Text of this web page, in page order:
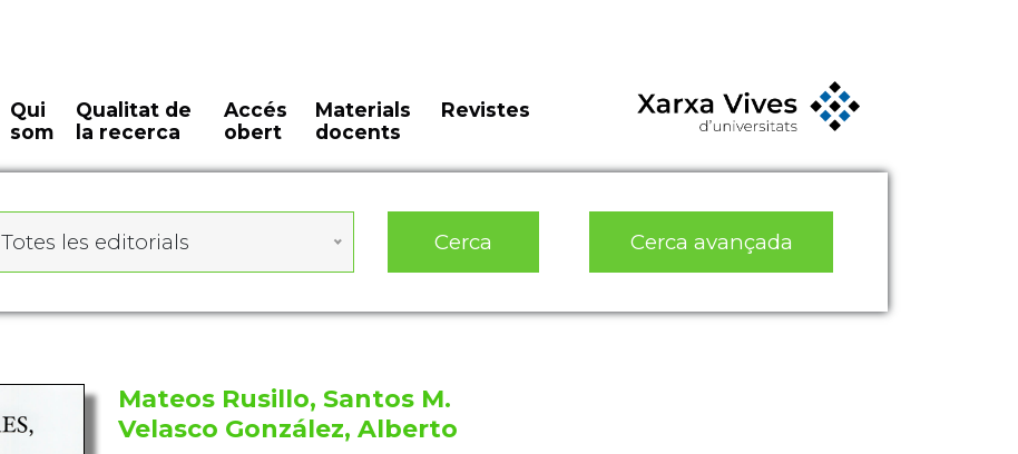
Qui
som
Qualitat de
la recerca
Accés
obert
Materials
docents
Revistes
Totes les editorials Cerca Cerca avançada
Mateos Rusillo, Santos M.
Velasco González, Alberto